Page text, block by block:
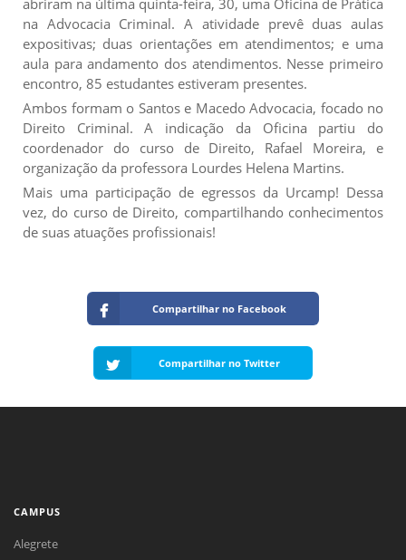
na Advocacia Criminal. A atividade prevê duas aulas
expositivas; duas orientações em atendimentos; e uma
aula para andamento dos atendimentos. Nesse primeiro
encontro, 85 estudantes estiveram presentes.
Ambos formam o Santos e Macedo Advocacia, focado no
Direito Criminal. A indicação da Oficina partiu do
coordenador do curso de Direito, Rafael Moreira, e
organização da professora Lourdes Helena Martins.
Mais uma participação de egressos da Urcamp! Dessa
vez, do curso de Direito, compartilhando conhecimentos
de suas atuações profissionais!
Compartilhar no Facebook
Compartilhar no Twitter
CAMPUS
Alegrete